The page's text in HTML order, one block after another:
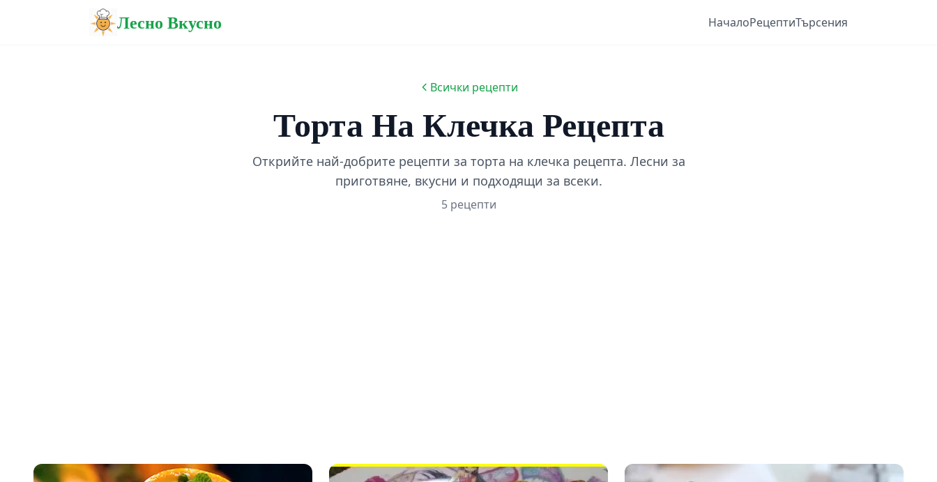
Лесно Вкусно НачалоРецептиТърсения
Всички рецепти
Торта На Клечка Рецепта
Открийте най-добрите рецепти за торта на клечка рецепта. Лесни за
приготвяне, вкусни и подходящи за всеки.
5 рецепти